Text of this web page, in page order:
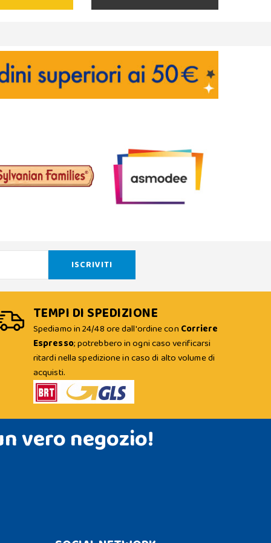
TEMPI DI SPEDIZIONE
Spediamo in 24/48 ore dall'ordine con Corriere
Espresso; potrebbero in ogni caso verificarsi
ritardi nella spedizione in caso di alto volume di
acquisti.
vero negozio!